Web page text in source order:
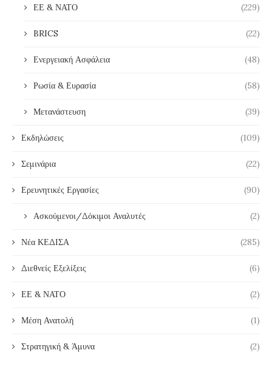
ΕΕ & ΝΑΤΟ (229)
BRICS (22)
Ενεργειακή Ασφάλεια (48)
Ρωσία & Ευρασία (58)
Μετανάστευση (39)
Εκδηλώσεις (109)
Σεμινάρια (22)
Ερευνητικές Εργασίες (90)
Ασκούμενοι/Δόκιμοι Αναλυτές (2)
Νέα ΚΕΔΙΣΑ (285)
Διεθνείς Εξελίξεις (6)
ΕΕ & ΝΑΤΟ (2)
Μέση Ανατολή (1)
Στρατηγική & Άμυνα (2)